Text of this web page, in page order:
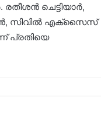
ചെട്ടിയാർ,
സിവിൽ എക്സൈസ്
പ്രതിയെ